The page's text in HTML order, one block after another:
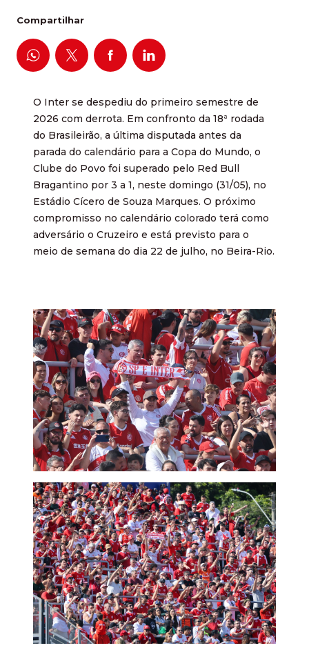
Compartilhar
O Inter se despediu do primeiro semestre de
2026 com derrota. Em confronto da 18ª rodada
do Brasileirão, a última disputada antes da
parada do calendário para a Copa do Mundo, o
Clube do Povo foi superado pelo Red Bull
Bragantino por 3 a 1, neste domingo (31/05), no
Estádio Cícero de Souza Marques. O próximo
compromisso no calendário colorado terá como
adversário o Cruzeiro e está previsto para o
meio de semana do dia 22 de julho, no Beira-Rio.